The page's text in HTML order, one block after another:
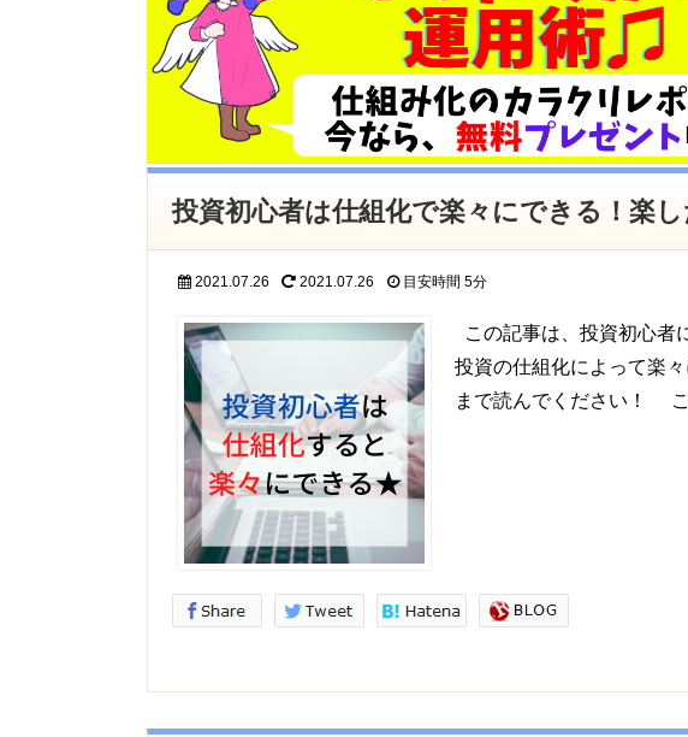
投資初心者は仕組化で楽々にできる！楽
2021.07.26 2021.07.26 目安時間 5分
この記事は、投資初心者
投資の仕組化によって楽
まで読んでください！